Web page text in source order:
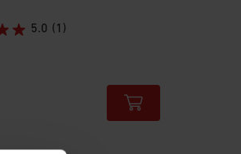
5.0 (1)